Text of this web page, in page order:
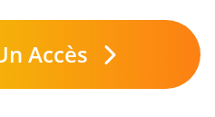
Accès